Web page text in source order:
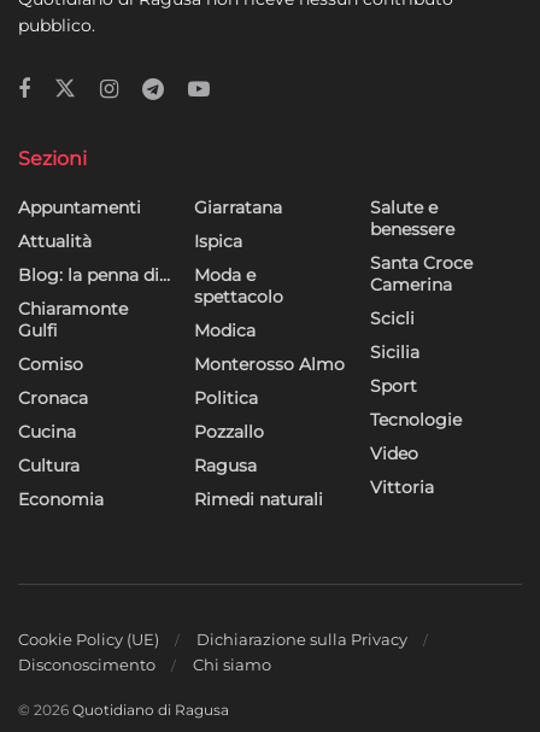
pubblico.
Sezioni
Appuntamenti
Attualità
Blog: la penna di…
Chiaramonte
Gulfi
Comiso
Cronaca
Cucina
Cultura
Economia
Giarratana
Ispica
Moda e
spettacolo
Modica
Monterosso Almo
Politica
Pozzallo
Ragusa
Rimedi naturali
Salute e
benessere
Santa Croce
Camerina
Scicli
Sicilia
Sport
Tecnologie
Video
Vittoria
Cookie Policy (UE)
Dichiarazione sulla Privacy
Disconoscimento
Chi siamo
© 2026 Quotidiano di Ragusa